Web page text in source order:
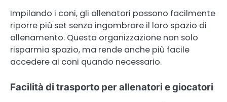
Impilando i coni, gli allenatori possono facilmente
riporre più set senza ingombrare il loro spazio di
allenamento. Questa organizzazione non solo
risparmia spazio, ma rende anche più facile
accedere ai coni quando necessario.
Facilità di trasporto per allenatori e giocatori